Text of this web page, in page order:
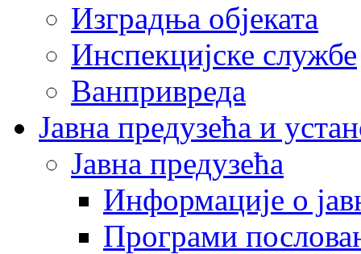
Изградња објеката
Инспекцијске службе
Ванпривреда
Јавна предузећа и
Јавна предузећа
Информације о
Програми